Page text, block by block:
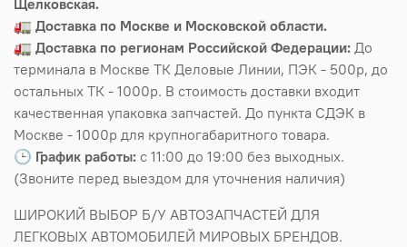
🚛 Доставка по Москве и Московской области.
🚛 Доставка по регионам Российской Федерации: До
терминала в Москве ТК Деловые Линии, ПЭК - 500р, до
остальных ТК - 1000р. В стоимость доставки входит
качественная упаковка запчастей. До пункта СДЭК в
Москве - 1000р для крупногабаритного товара.
🕒 График работы: с 11:00 до 19:00 без выходных.
(Звоните перед выездом для уточнения наличия)
ШИРОКИЙ ВЫБОР Б/У АВТОЗАПЧАСТЕЙ ДЛЯ
ЛЕГКОВЫХ АВТОМОБИЛЕЙ МИРОВЫХ БРЕНДОВ.